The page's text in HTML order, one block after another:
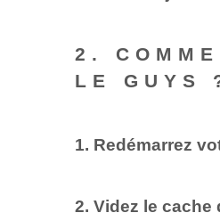
2.
LE GUYS
1. Redémarrez
2. Videz le